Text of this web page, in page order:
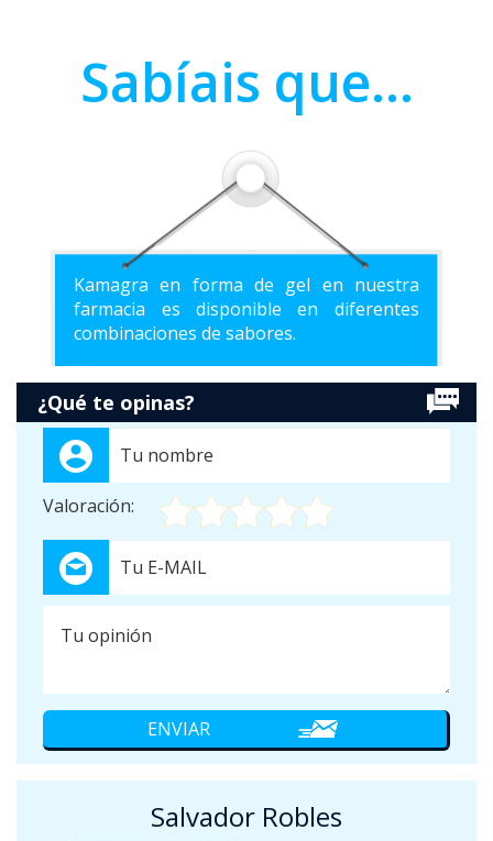
Sabíais que...
Kamagra en forma de gel en nuestra
farmacia es disponible en diferentes
combinaciones de sabores.
¿Qué te opinas?
Valoración:
Salvador Robles